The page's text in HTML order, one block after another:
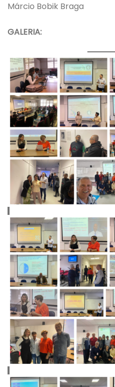
Márcio Bobik Braga
GALERIA: